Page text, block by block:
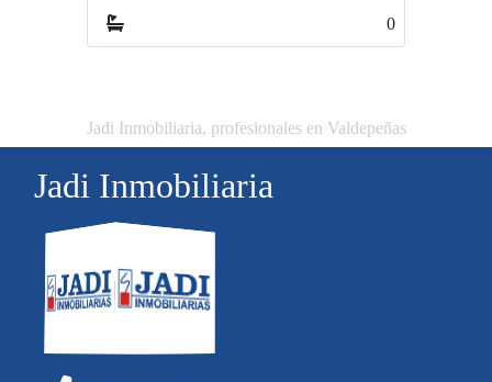
0
Jadi Inmobiliaria, profesionales en Valdepeñas
Jadi Inmobiliaria